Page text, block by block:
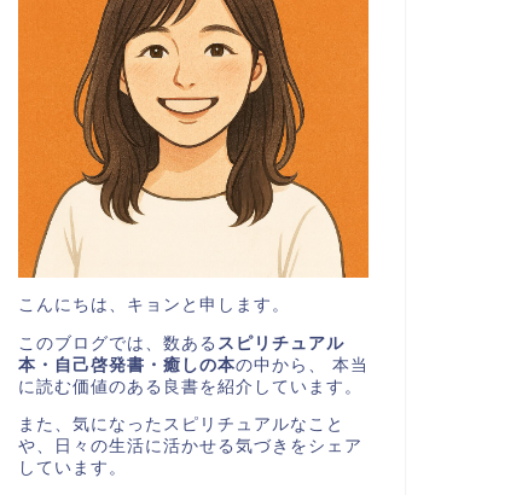
こんにちは、キョンと申します。
このブログでは、数ある スピリチュアル
本・自己啓発書・癒しの本の中から、 本当
に読む価値のある良書を紹介しています。
また、気になったスピリチュアルなこと
や、日々の生活に活かせる気づきをシェア
しています。